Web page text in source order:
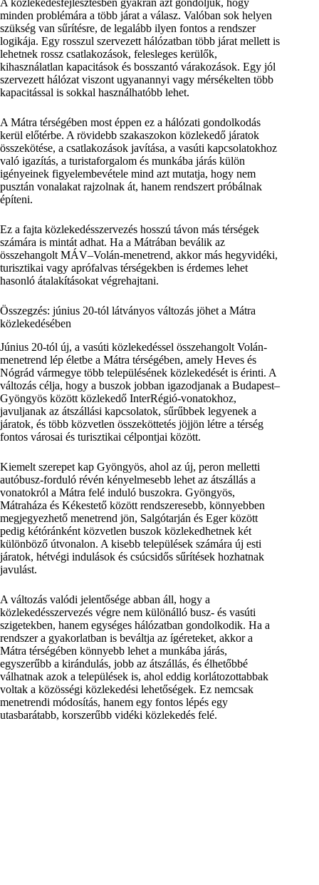
A közlekedésfejlesztésben gyakran azt gondoljuk, hogy
minden problémára a több járat a válasz. Valóban sok helyen
szükség van sűrítésre, de legalább ilyen fontos a rendszer
logikája. Egy rosszul szervezett hálózatban több járat mellett is
lehetnek rossz csatlakozások, felesleges kerülők,
kihasználatlan kapacitások és bosszantó várakozások. Egy jól
szervezett hálózat viszont ugyanannyi vagy mérsékelten több
kapacitással is sokkal használhatóbb lehet.
A Mátra térségében most éppen ez a hálózati gondolkodás
kerül előtérbe. A rövidebb szakaszokon közlekedő járatok
összekötése, a csatlakozások javítása, a vasúti kapcsolatokhoz
való igazítás, a turistaforgalom és munkába járás külön
igényeinek figyelembevétele mind azt mutatja, hogy nem
pusztán vonalakat rajzolnak át, hanem rendszert próbálnak
építeni.
Ez a fajta közlekedésszervezés hosszú távon más térségek
számára is mintát adhat. Ha a Mátrában beválik az
összehangolt MÁV–Volán-menetrend, akkor más hegyvidéki,
turisztikai vagy aprófalvas térségekben is érdemes lehet
hasonló átalakításokat végrehajtani.
Összegzés: június 20-tól látványos változás jöhet a Mátra
közlekedésében
Június 20-tól új, a vasúti közlekedéssel összehangolt Volán-
menetrend lép életbe a Mátra térségében, amely Heves és
Nógrád vármegye több településének közlekedését is érinti. A
változás célja, hogy a buszok jobban igazodjanak a Budapest–
Gyöngyös között közlekedő InterRégió-vonatokhoz,
javuljanak az átszállási kapcsolatok, sűrűbbek legyenek a
járatok, és több közvetlen összeköttetés jöjjön létre a térség
fontos városai és turisztikai célpontjai között.
Kiemelt szerepet kap Gyöngyös, ahol az új, peron melletti
autóbusz-forduló révén kényelmesebb lehet az átszállás a
vonatokról a Mátra felé induló buszokra. Gyöngyös,
Mátraháza és Kékestető között rendszeresebb, könnyebben
megjegyezhető menetrend jön, Salgótarján és Eger között
pedig kétóránként közvetlen buszok közlekedhetnek két
különböző útvonalon. A kisebb települések számára új esti
járatok, hétvégi indulások és csúcsidős sűrítések hozhatnak
javulást.
A változás valódi jelentősége abban áll, hogy a
közlekedésszervezés végre nem különálló busz- és vasúti
szigetekben, hanem egységes hálózatban gondolkodik. Ha a
rendszer a gyakorlatban is beváltja az ígéreteket, akkor a
Mátra térségében könnyebb lehet a munkába járás,
egyszerűbb a kirándulás, jobb az átszállás, és élhetőbbé
válhatnak azok a települések is, ahol eddig korlátozottabbak
voltak a közösségi közlekedési lehetőségek. Ez nemcsak
menetrendi módosítás, hanem egy fontos lépés egy
utasbarátabb, korszerűbb vidéki közlekedés felé.